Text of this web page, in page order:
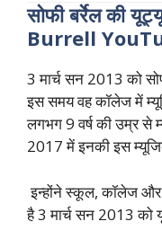
सोफी बर्रेल की
Burrell
3 मार्च सन 2013 को
इस समय वह कॉलेज में
लगभग 9 वर्ष की उम्र से
2017 में इनकी इस
इन्होंने स्कूल, कॉलेज और
है 3 मार्च सन 2013 को